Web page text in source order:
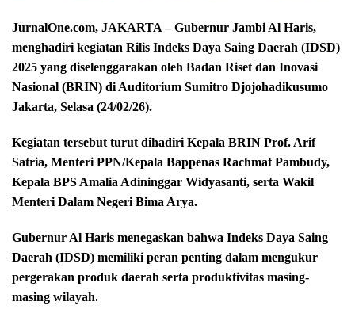
JurnalOne.com, JAKARTA – Gubernur Jambi Al Haris,
menghadiri kegiatan Rilis Indeks Daya Saing Daerah (IDSD)
2025 yang diselenggarakan oleh Badan Riset dan Inovasi
Nasional (BRIN) di Auditorium Sumitro Djojohadikusumo
Jakarta, Selasa (24/02/26).
Kegiatan tersebut turut dihadiri Kepala BRIN Prof. Arif
Satria, Menteri PPN/Kepala Bappenas Rachmat Pambudy,
Kepala BPS Amalia Adininggar Widyasanti, serta Wakil
Menteri Dalam Negeri Bima Arya.
Gubernur Al Haris menegaskan bahwa Indeks Daya Saing
Daerah (IDSD) memiliki peran penting dalam mengukur
pergerakan produk daerah serta produktivitas masing-
masing wilayah.